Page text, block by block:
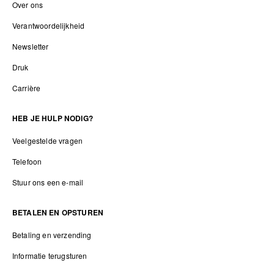
Over ons
Verantwoordelijkheid
Newsletter
Druk
Carrière
HEB JE HULP NODIG?
Veelgestelde vragen
Telefoon
Stuur ons een e-mail
BETALEN EN OPSTUREN
Betaling en verzending
Informatie terugsturen